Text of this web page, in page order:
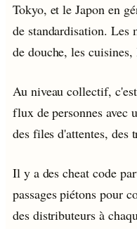
Tokyo, et le Japon en
de standardisation. Les
de douche, les
Au niveau collectif,
flux de personnes avec
des files d'attentes, des
Il y a des cheat code
passages piétons pour
des distributeurs à